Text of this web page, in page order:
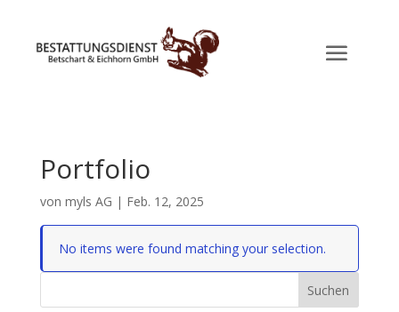
Portfolio
von myls AG | Feb. 12, 2025
No items were found matching your selection.
Suchen